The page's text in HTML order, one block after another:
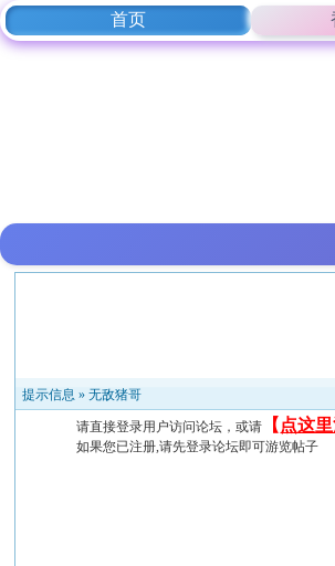
首页
提示信息 »无敌猪哥
请直接登录用户访问论坛，或请 【 点这
如果您已注册,请先登录论坛即可游览帖子